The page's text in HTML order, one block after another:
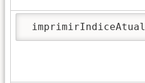
imprimirIndiceAtual